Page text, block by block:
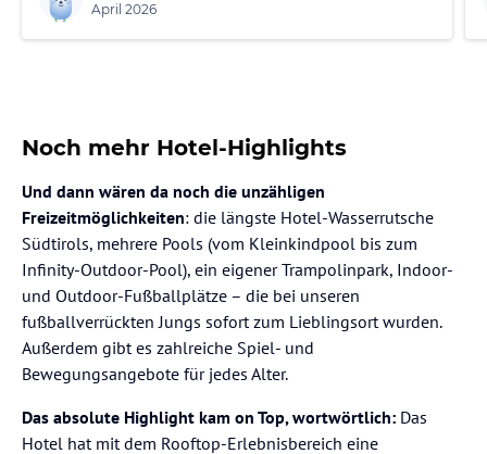
April 2026
Noch mehr Hotel-Highlights
Und dann wären da noch die unzähligen
Freizeitmöglichkeiten: die längste Hotel-Wasserrutsche
Südtirols, mehrere Pools (vom Kleinkindpool bis zum
Infinity-Outdoor-Pool), ein eigener Trampolinpark, Indoor-
und Outdoor-Fußballplätze – die bei unseren
fußballverrückten Jungs sofort zum Lieblingsort wurden.
Außerdem gibt es zahlreiche Spiel- und
Bewegungsangebote für jedes Alter.
Das absolute Highlight kam on Top, wortwörtlich: Das
Hotel hat mit dem Rooftop-Erlebnisbereich eine